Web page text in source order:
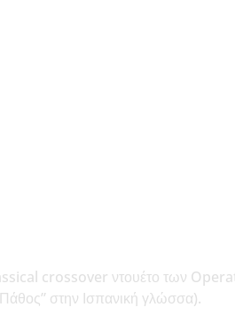
crossover ντουέτο των
στην Ισπανική γλώσσα).